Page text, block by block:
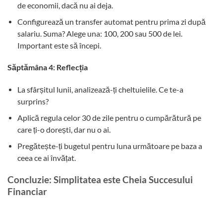
de economii, dacă nu ai deja.
Configurează un transfer automat pentru prima zi după
salariu. Suma? Alege una: 100, 200 sau 500 de lei.
Important este să începi.
Săptămâna 4: Reflecția
La sfârșitul lunii, analizează-ți cheltuielile. Ce te-a
surprins?
Aplică regula celor 30 de zile pentru o cumpărătură pe
care ți-o dorești, dar nu o ai.
Pregătește-ți bugetul pentru luna următoare pe baza a
ceea ce ai învățat.
Concluzie: Simplitatea este Cheia Succesului
Financiar